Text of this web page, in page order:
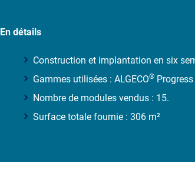
En détails
Construction et implantation en six
Gammes utilisées : ALGECO®
Nombre de modules vendus : 15.
Surface totale fournie : 306 m²